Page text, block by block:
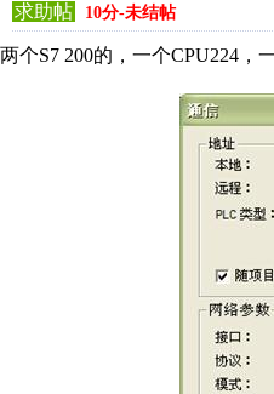
求助帖 10分-未结帖
两个S7 200的，一个CPU224，